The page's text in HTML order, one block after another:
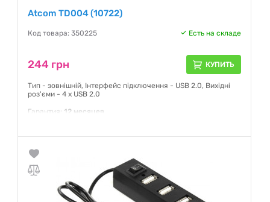
Atcom TD004 (10722)
Код товара: 350225 Есть на складе
244 грн КУПИТЬ
Тип - зовнішній, Інтерфейс підключення - USB 2.0, Вихідні
роз'єми - 4 x USB 2.0
Гарантия: 12 месяцев